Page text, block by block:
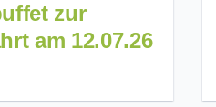
zur
am 12.07.26